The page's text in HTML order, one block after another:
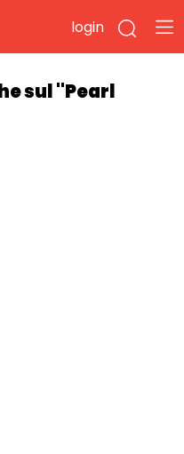
login
sul "Pearl